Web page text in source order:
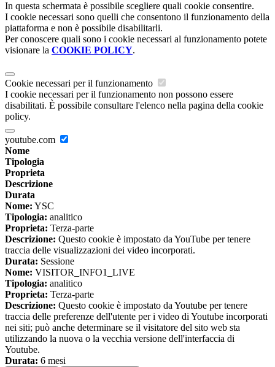
In questa schermata è possibile scegliere quali cookie consentire.
I cookie necessari sono quelli che consentono il funzionamento della
piattaforma e non è possibile disabilitarli.
Per conoscere quali sono i cookie necessari al funzionamento potete
visionare la COOKIE POLICY.
Cookie necessari per il funzionamento
I cookie necessari per il funzionamento non possono essere
disabilitati. È possibile consultare l'elenco nella pagina della cookie
policy.
youtube.com
Nome
Tipologia
Proprieta
Descrizione
Durata
Nome: YSC
Tipologia: analitico
Proprieta: Terza-parte
Descrizione: Questo cookie è impostato da YouTube per tenere
traccia delle visualizzazioni dei video incorporati.
Durata: Sessione
Nome: VISITOR_INFO1_LIVE
Tipologia: analitico
Proprieta: Terza-parte
Descrizione: Questo cookie è impostato da Youtube per tenere
traccia delle preferenze dell'utente per i video di Youtube incorporati
nei siti; può anche determinare se il visitatore del sito web sta
utilizzando la nuova o la vecchia versione dell'interfaccia di
Youtube.
Durata: 6 mesi